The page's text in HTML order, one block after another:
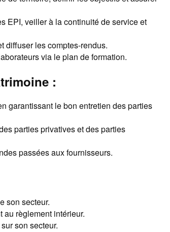
EPI, veiller à la continuité de service et
diffuser les comptes-rendus.
via le plan de formation.
:
garantissant le bon entretien des parties
parties privatives et des parties
passées aux fournisseurs.
son secteur.
règlement intérieur.
son secteur.